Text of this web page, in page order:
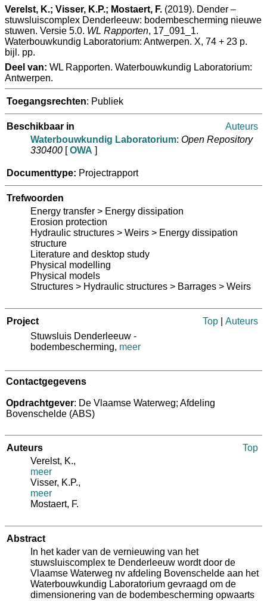
Verelst, K.; Visser, K.P.; Mostaert, F. (2019). Dender –
stuwsluiscomplex Denderleeuw: bodembescherming nieuwe
stuwen. Versie 5.0. WL Rapporten, 17_091_1.
Waterbouwkundig Laboratorium: Antwerpen. X, 74 + 23 p.
bijl. pp.
Deel van: WL Rapporten. Waterbouwkundig Laboratorium:
Antwerpen.
Toegangsrechten: Publiek
Beschikbaar in
Auteurs
Waterbouwkundig Laboratorium: Open Repository
330400 [OWA ]
Documenttype: Projectrapport
Trefwoorden
Energy transfer > Energy dissipation
Erosion protection
Hydraulic structures > Weirs > Energy dissipation
structure
Literature and desktop study
Physical modelling
Physical models
Structures > Hydraulic structures > Barrages > Weirs
Project Top
Auteurs
Stuwsluis Denderleeuw -
bodembescherming, meer
Contactgegevens
Opdrachtgever: De Vlaamse Waterweg; Afdeling
Bovenschelde (ABS)
Auteurs
Top
Verelst, K.,
meer
Visser, K.P.,
meer
Mostaert, F.
Abstract
In het kader van de vernieuwing van het
stuwsluiscomplex te Denderleeuw wordt door de
Vlaamse Waterweg nv afdeling Bovenschelde aan het
Waterbouwkundig Laboratorium gevraagd om de
dimensionering van de bodembescherming opwaarts